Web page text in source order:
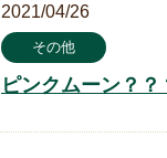
2021/04/26
その他
ピンクムーン？？